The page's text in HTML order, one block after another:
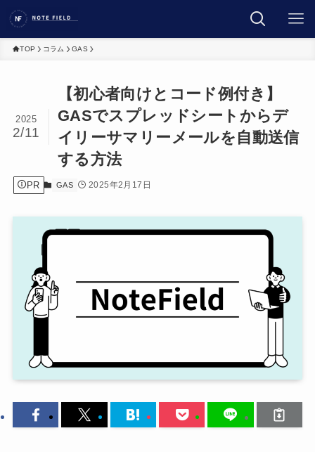
TOP コラム GAS
【初心者向けとコード例付き】
GASでスプレッドシートからデ
イリーサマリーメールを自動送信
する方法
2025
2/11
PR GAS 2025年2月17日